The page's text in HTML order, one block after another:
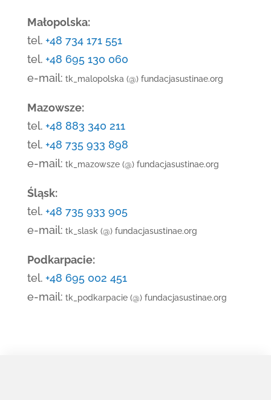
Małopolska:
tel. +48 734 171 551
tel. +48 695 130 060
e-mail: tk_malopolska (@) fundacjasustinae.org
Mazowsze:
tel. +48 883 340 211
tel. +48 735 933 898
e-mail: tk_mazowsze (@) fundacjasustinae.org
Śląsk:
tel. +48 735 933 905
e-mail: tk_slask (@) fundacjasustinae.org
Podkarpacie:
tel. +48 695 002 451
e-mail: tk_podkarpacie (@) fundacjasustinae.org